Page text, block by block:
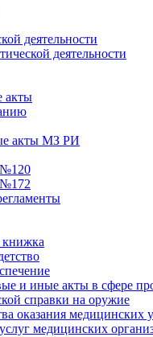
деятельности
деятельности
акты
акты МЗ РИ
книжка
и иные акты в сфере
справки на оружие
оказания медицинских
медицинскиx